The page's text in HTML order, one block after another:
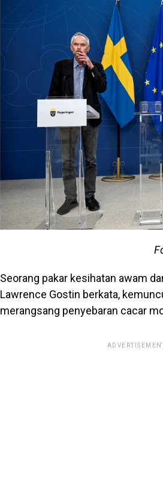
Seorang pakar kesihatan awam
Lawrence Gostin berkata,
merangsang penyebaran cacar